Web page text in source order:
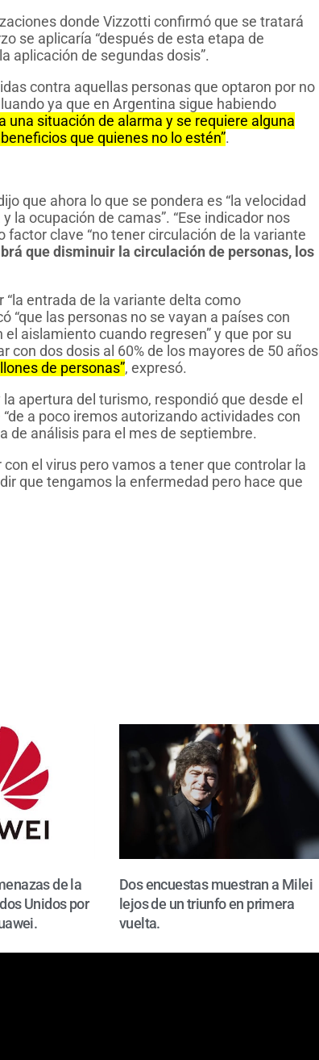
donde Vizzotti confirmó que se tratará
se aplicaría “después de esta etapa de
aplicación de segundas dosis”.
contra aquellas personas que optaron por no
ya que en Argentina sigue habiendo
una situación de alarma y se requiere alguna
que quienes no lo estén”.
que ahora lo que se pondera es “la velocidad
ocupación de camas”. “Ese indicador nos
factor clave “no tener circulación de la variante
que disminuir la circulación de personas, los
“la entrada de la variante delta como
“que las personas no se vayan a países con
aislamiento cuando regresen” y que por su
con dos dosis al 60% de los mayores de 50 años
de personas”, expresó.
apertura del turismo, respondió que desde el
a poco iremos autorizando actividades con
de análisis para el mes de septiembre.
el virus pero vamos a tener que controlar la
que tengamos la enfermedad pero hace que
de la
Unidos por
Dos encuestas muestran a Milei
lejos de un triunfo en primera
vuelta.